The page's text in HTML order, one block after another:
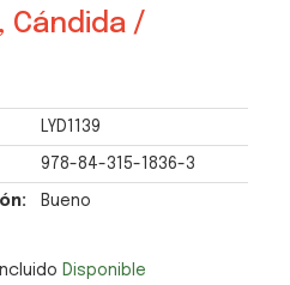
Cándida /
LYD1139
978-84-315-1836-3
Bueno
Disponible